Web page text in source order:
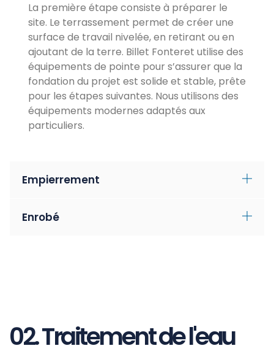
La première étape consiste à préparer le
site. Le terrassement permet de créer une
surface de travail nivelée, en retirant ou en
ajoutant de la terre. Billet Fonteret utilise des
équipements de pointe pour s’assurer que la
fondation du projet est solide et stable, prête
pour les étapes suivantes. Nous utilisons des
équipements modernes adaptés aux
particuliers.
Empierrement
Enrobé
02. Traitement de l'eau